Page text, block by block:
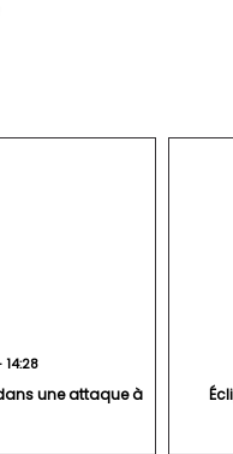
une attaque à